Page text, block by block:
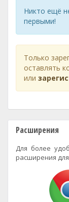
Никто ещё
первыми!
Только
оставлять
или
Расширения
Для более
расширения